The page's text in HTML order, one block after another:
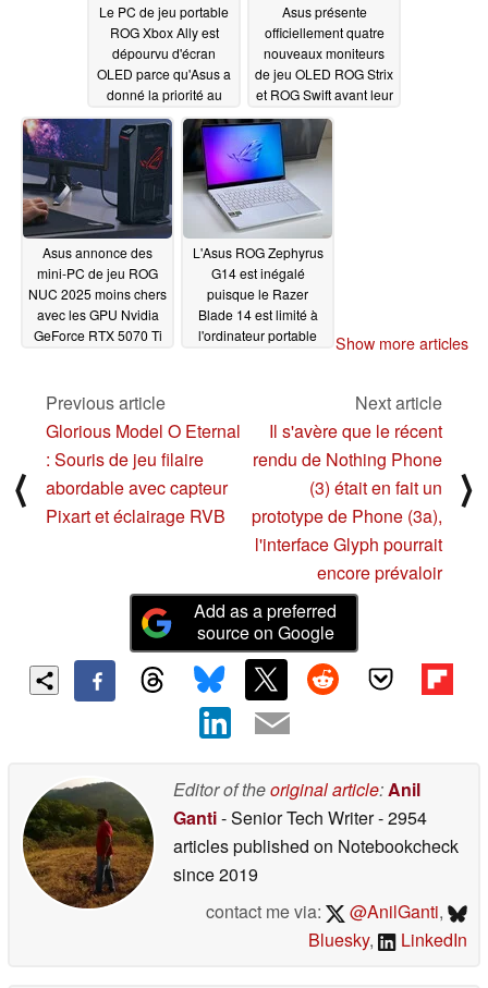
Le PC de jeu portable
ROG Xbox Ally est
dépourvu d'écran
OLED parce qu'Asus a
donné la priorité au
VRR06/12/2025
Asus présente
officiellement quatre
nouveaux moniteurs
de jeu OLED ROG Strix
et ROG Swift avant leur
sortie mondiale
06/09/2025
Asus annonce des
mini-PC de jeu ROG
NUC 2025 moins chers
avec les GPU Nvidia
GeForce RTX 5070 Ti
L'Asus ROG Zephyrus
G14 est inégalé
puisque le Razer
Blade 14 est limité à
l'ordinateur portable
Show more articles
⟨
Previous article
Glorious Model O Eternal
: Souris de jeu filaire
abordable avec capteur
Pixart et éclairage RVB
Next article
Il s'avère que le récent
rendu de Nothing Phone
(3) était en fait un
prototype de Phone (3a),
l'interface Glyph pourrait
encore prévaloir
⟩
Add as a preferred
source on Google
Editor of theoriginal article:Anil
Ganti- Senior Tech Writer- 2954
articles published on Notebookcheck
since 2019
contact me via:
@AnilGanti,
Bluesky, LinkedIn